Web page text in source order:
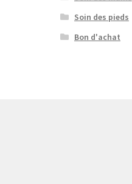
Soin des pieds
Bon d'achat